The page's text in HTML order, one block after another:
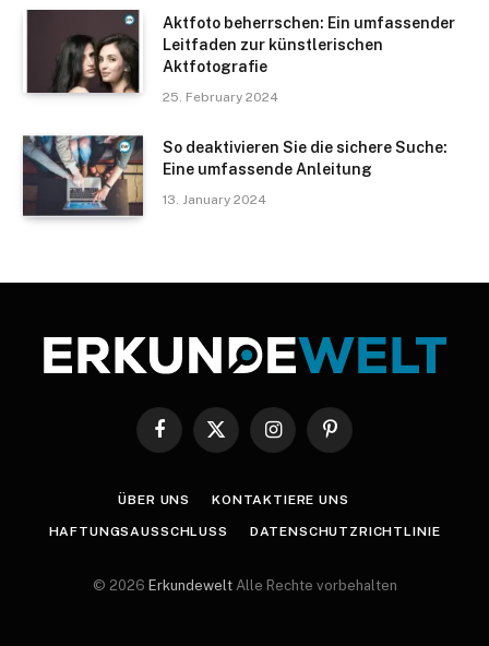
Aktfoto beherrschen: Ein umfassender
Leitfaden zur künstlerischen
Aktfotografie
25. February 2024
So deaktivieren Sie die sichere Suche:
Eine umfassende Anleitung
13. January 2024
Facebook
X
InstagramPinterest
ÜBER UNS KONTAKTIERE UNS
HAFTUNGSAUSSCHLUSS DATENSCHUTZRICHTLINIE
© 2026 Erkundewelt Alle Rechte vorbehalten